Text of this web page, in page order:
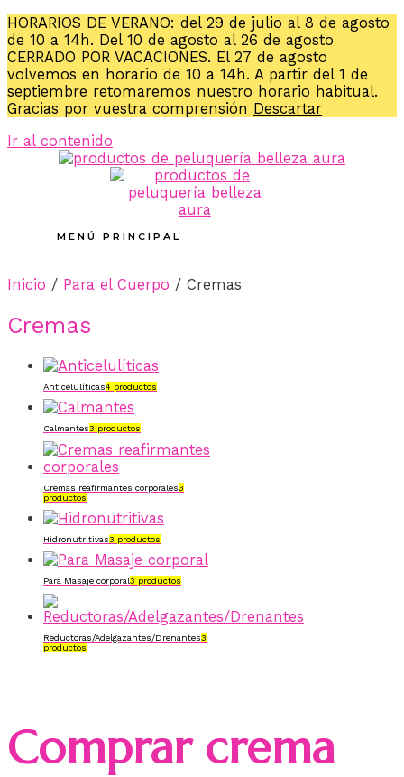
HORARIOS DE VERANO: del 29 de julio al 8 de agosto
de 10 a 14h. Del 10 de agosto al 26 de agosto
CERRADO POR VACACIONES. El 27 de agosto
volvemos en horario de 10 a 14h. A partir del 1 de
septiembre retomaremos nuestro horario habitual.
Gracias por vuestra comprensión Descartar
Ir al contenido
MENÚ PRINCIPAL
Inicio / Para el Cuerpo / Cremas
Cremas
Anticelulíticas4 productos
Calmantes3 productos
Cremas reafirmantes corporales3
productos
Hidronutritivas3 productos
Para Masaje corporal3 productos
Reductoras/Adelgazantes/Drenantes3
productos
Comprar crema